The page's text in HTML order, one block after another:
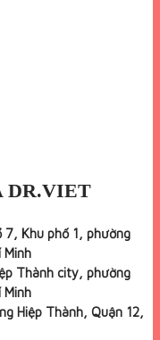
DR.VIET
Khu phố 1, phường
Minh
Thành city, phường
Minh
Hiệp Thành, Quận 12,